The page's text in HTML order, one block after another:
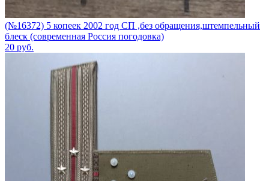
(№16372) 5 копеек 2002 год СП ,без обращения,штемпельный
блеск (современная Россия погодовка)
20 руб.